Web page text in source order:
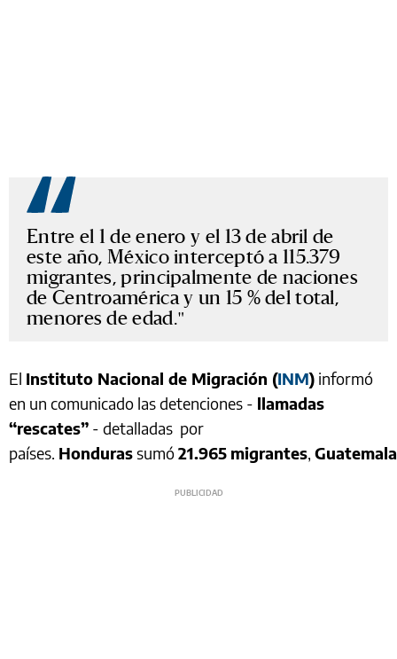
Entre el 1 de enero y el 13 de abril de
este año, México interceptó a 115.379
migrantes, principalmente de naciones
de Centroamérica y un 15 % del total,
menores de edad.
El Instituto Nacional de Migración (INM) informó
en un comunicado las detenciones - llamadas
“rescates” - detalladas por
países. Hondurassumó21.965 migrantes, Guatemala